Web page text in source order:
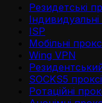
Резидетськi
Iндивидуальнi
ISP
Мобільні
Wing VPN
SOCKS5 проксі
Ротаційні